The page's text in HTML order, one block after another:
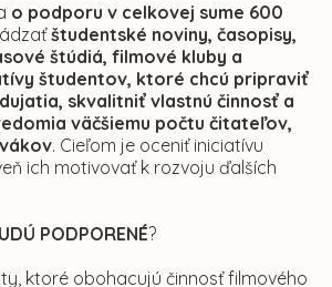
o podporu v celkovej sume 600
študentské noviny, časopisy,
štúdiá, filmové kluby a
študentov, ktoré chcú pripraviť
skvalitniť vlastnú činnosť a
väčšiemu počtu čitateľov,
. Cieľom je oceniť iniciatívu
ich motivovať k rozvoju ďalších
PODPORENÉ?
ktoré obohacujú činnosť filmového